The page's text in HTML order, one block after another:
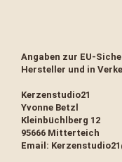
Angaben zur EU-
Hersteller und in
Kerzenstudio21
Yvonne Betzl
Kleinbüchlberg 12
95666 Mitterteich
Email: